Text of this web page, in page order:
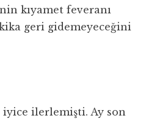
kıyamet feveranı
geri gidemeyeceğini
iyice ilerlemişti. Ay son